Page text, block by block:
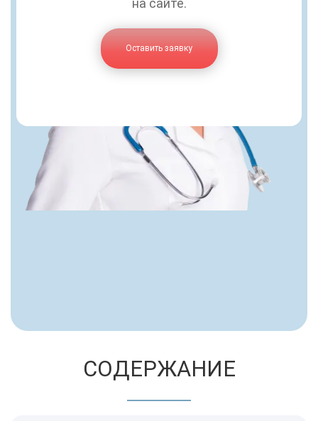
на сайте.
Оставить заявку
СОДЕРЖАНИЕ